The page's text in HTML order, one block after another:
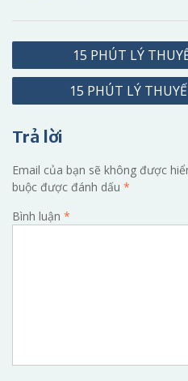
Điều
hướng
15 PHÚT LÝ
15 PHÚT LÝ
Trả lời
Email của bạn sẽ không được
buộc được đánh dấu *
Bình luận *